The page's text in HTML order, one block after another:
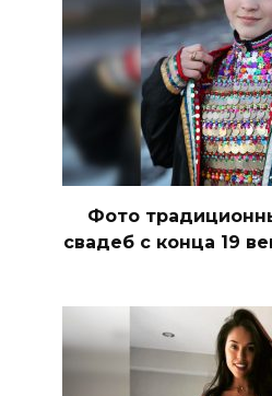
Фото
свадеб с конца 19